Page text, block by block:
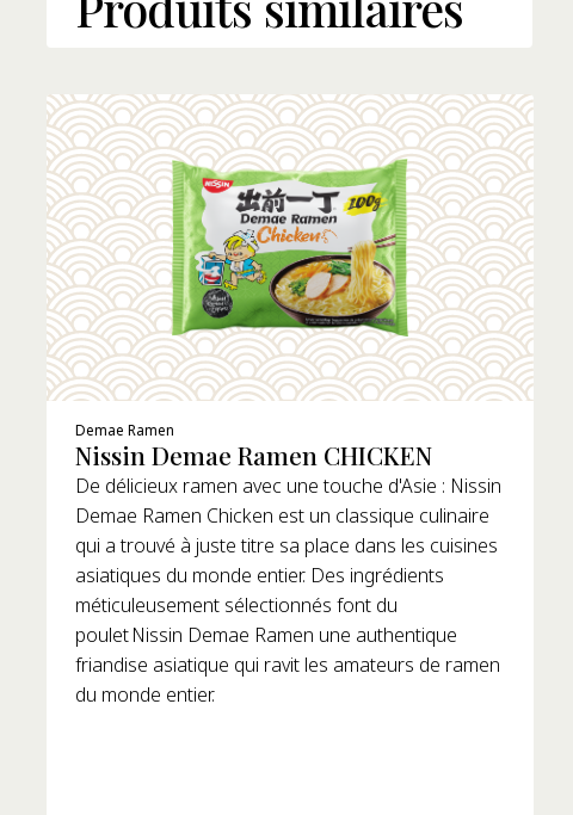
Demae Ramen
Nissin Demae Ramen CHICKEN
De délicieux ramen avec une touche d'Asie : Nissin
Demae Ramen Chicken est un classique culinaire
qui a trouvé à juste titre sa place dans les cuisines
asiatiques du monde entier. Des ingrédients
méticuleusement sélectionnés font du
poulet Nissin Demae Ramen une authentique
friandise asiatique qui ravit les amateurs de ramen
du monde entier.